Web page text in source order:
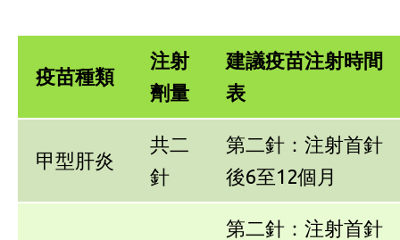
疫苗種類
注射
劑量
建議疫苗注射時間
表
甲型肝炎
共二
針
第二針：注射首針
後6至12個月
第二針：注射首針